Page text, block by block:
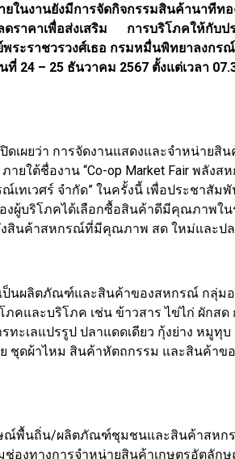
ยในงานยังมีการจัดกิจกรรมสินค้านาทีท
ราคาเพื่อส่งเสริม การบริโภคให้กับป
ระราชวรวงศ์เธอ กรมหมื่นพิทยาลงกร
24 – 25 ธันวาคม 2567 ตั้งแต่เวลา
ปิดเผยว่า การจัดงานแสดงและจำหน่ายสิ
ต้ชื่องาน “Co-op Market Fair พลังส
ทเวศร์ จำกัด” ในครั้งนี้ เพื่อประชาสัม
บริโภคได้เลือกซื้อสินค้าดีมีคุณภาพใน
งสินค้าสหกรณ์ที่มีคุณภาพ สด ใหม่และป
ป็นผลิตภัณฑ์และสินค้าของสหกรณ์ กลุ่ม
คและบริโภค เช่น ข้าวสาร ไข่ไก่ ผักสด
ะเลแปรรูป ปลาแดดเดียว กุ้งย่าง หมูทุบ
ชุดผ้าไหม สินค้าหัตถกรรม และสินค้าข
ษณ์พื้นถิ่น/ผลิตภัณฑ์ชุมชนและสินค้าสหก
ช่องทางการจำหน่ายสินค้าเกษตรอัตลั